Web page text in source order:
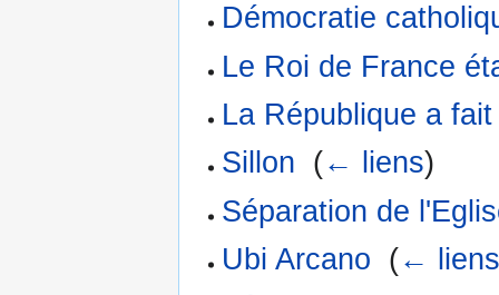
Démocratie
Le Roi de France
La République a
Sillon (← liens)
Séparation de
Ubi Arcano (←